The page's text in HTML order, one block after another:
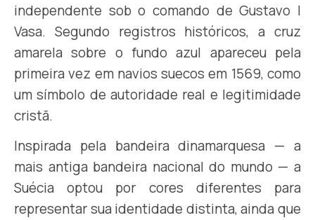
independente sob o comando de Gustavo I
Vasa. Segundo registros históricos, a cruz
amarela sobre o fundo azul apareceu pela
primeira vez em navios suecos em 1569, como
um símbolo de autoridade real e legitimidade
cristã.
Inspirada pela bandeira dinamarquesa — a
mais antiga bandeira nacional do mundo — a
Suécia optou por cores diferentes para
representar sua identidade distinta, ainda que